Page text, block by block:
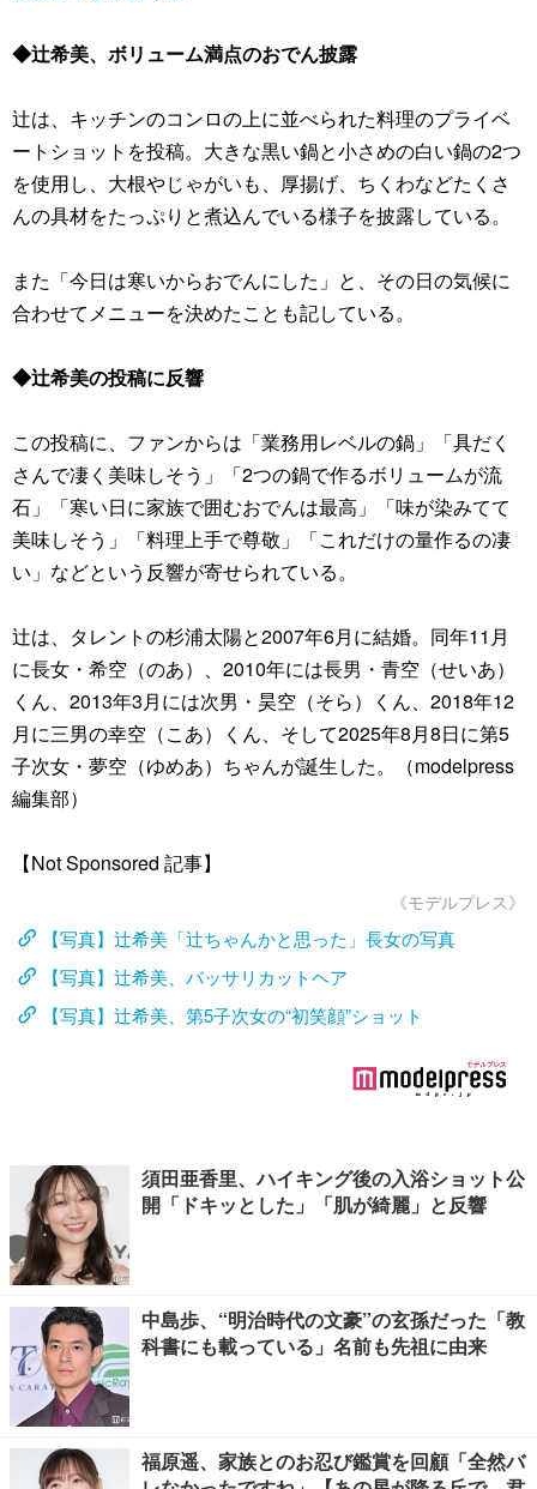
◆辻希美、ボリューム満点のおでん披露
辻は、キッチンのコンロの上に並べられた料理のプライベ
ートショットを投稿。大きな黒い鍋と小さめの白い鍋の2つ
を使用し、大根やじゃがいも、厚揚げ、ちくわなどたくさ
んの具材をたっぷりと煮込んでいる様子を披露している。
また「今日は寒いからおでんにした」と、その日の気候に
合わせてメニューを決めたことも記している。
◆辻希美の投稿に反響
この投稿に、ファンからは「業務用レベルの鍋」「具だく
さんで凄く美味しそう」「2つの鍋で作るボリュームが流
石」「寒い日に家族で囲むおでんは最高」「味が染みてて
美味しそう」「料理上手で尊敬」「これだけの量作るの凄
い」などという反響が寄せられている。
辻は、タレントの杉浦太陽と2007年6月に結婚。同年11月
に長女・希空（のあ）、2010年には長男・青空（せいあ）
くん、2013年3月には次男・昊空（そら）くん、2018年12
月に三男の幸空（こあ）くん、そして2025年8月8日に第5
子次女・夢空（ゆめあ）ちゃんが誕生した。（modelpress
編集部）
【Not Sponsored 記事】
《モデルプレス》
【写真】辻希美「辻ちゃんかと思った」長女の写真
【写真】辻希美、バッサリカットヘア
【写真】辻希美、第5子次女の“初笑顔”ショット
須田亜香里、ハイキング後の入浴ショット公
開「ドキッとした」「肌が綺麗」と反響
中島歩、“明治時代の文豪”の玄孫だった「教
科書にも載っている」名前も先祖に由来
福原遥、家族とのお忍び鑑賞を回顧「全然バ